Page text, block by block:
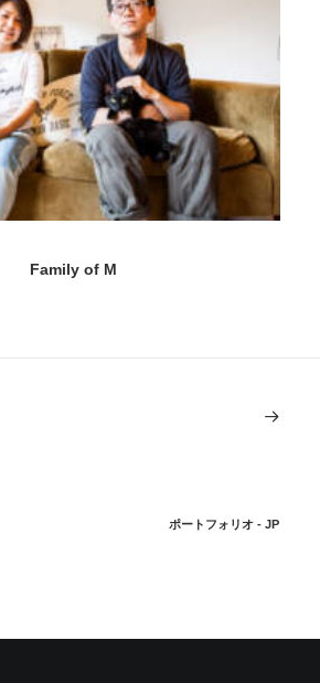
Family of M
ポートフォリオ - JP